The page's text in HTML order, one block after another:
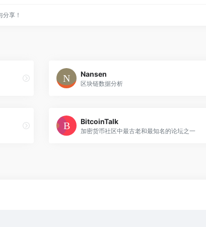
享！
Nansen
区块链数据分析
BitcoinTalk
加密货币社区中最古老和最知名的论坛之一